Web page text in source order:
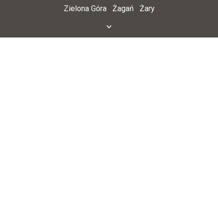
Zielona Góra
Żagań Żary